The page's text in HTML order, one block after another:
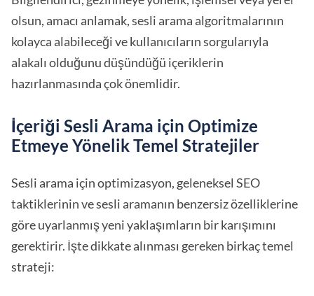
olsun, amacı anlamak, sesli arama algoritmalarının
kolayca alabileceği ve kullanıcıların sorgularıyla
alakalı olduğunu düşündüğü içeriklerin
hazırlanmasında çok önemlidir.
İçeriği Sesli Arama için Optimize
Etmeye Yönelik Temel Stratejiler
Sesli arama için optimizasyon, geleneksel SEO
taktiklerinin ve sesli aramanın benzersiz özelliklerine
göre uyarlanmış yeni yaklaşımların bir karışımını
gerektirir. İşte dikkate alınması gereken birkaç temel
strateji: